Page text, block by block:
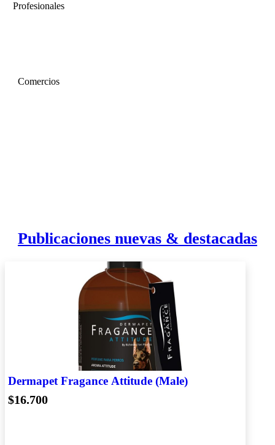
Profesionales
Comercios
Publicaciones nuevas & destacadas
Dermapet Fragance Attitude (Male)
$16.700